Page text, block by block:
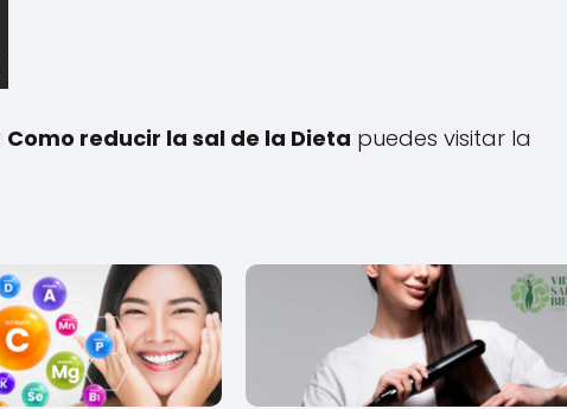
Como reducir la sal de la Dieta puedes visitar la